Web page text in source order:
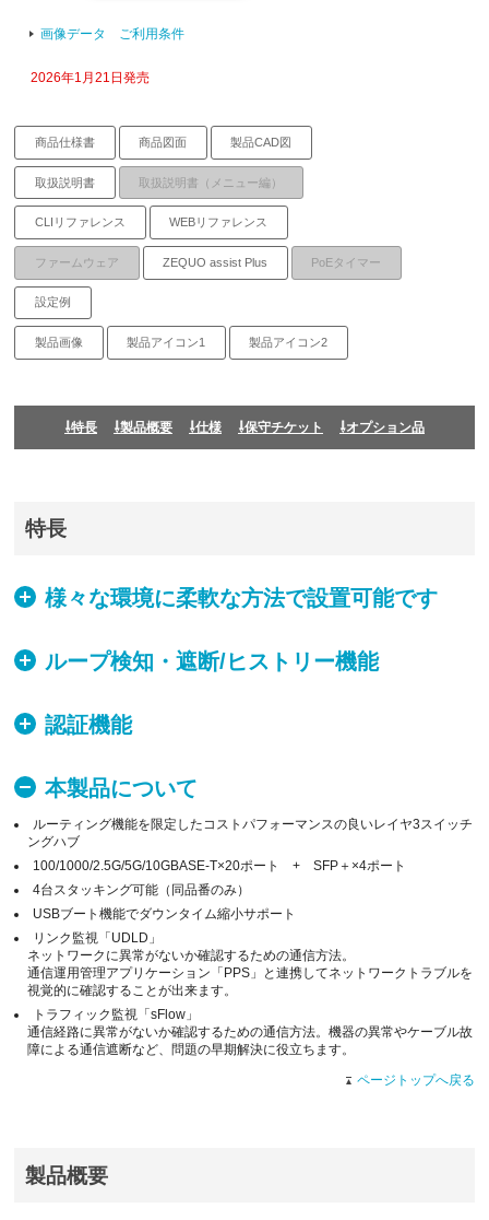
画像データ ご利用条件
2026年1月21日発売
商品仕様書 商品図面 製品CAD図
取扱説明書 取扱説明書（メニュー編）
CLIリファレンス WEBリファレンス
ファームウェア ZEQUO assist Plus PoEタイマー
設定例
製品画像 製品アイコン1 製品アイコン2
特長 製品概要 仕様 保守チケット オプション品
特長
様々な環境に柔軟な方法で設置可能です
ループ検知・遮断/ヒストリー機能
認証機能
本製品について
ルーティング機能を限定したコストパフォーマンスの良いレイヤ3スイッチ
ングハブ
100/1000/2.5G/5G/10GBASE-T×20ポート + SFP＋×4ポート
4台スタッキング可能（同品番のみ）
USBブート機能でダウンタイム縮小サポート
リンク監視「UDLD」
ネットワークに異常がないか確認するための通信方法。
通信運用管理アプリケーション「PPS」と連携してネットワークトラブルを
視覚的に確認することが出来ます。
トラフィック監視「sFlow」
通信経路に異常がないか確認するための通信方法。機器の異常やケーブル故
障による通信遮断など、問題の早期解決に役立ちます。
ページトップへ戻る
製品概要